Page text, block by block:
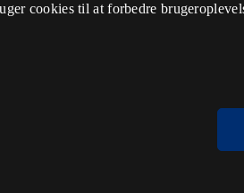
7823 (Online)
cookies til at forbedre